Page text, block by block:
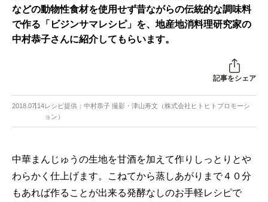
などの動物性食材を使用せず昔ながらの伝統的な調味料
で作る「ビジンサマレシピ」を、地産地消料理研究家の
中村恭子さんに紹介してもらいます。
記事をシェア
2018.07.14レシピ提供：中村恭子 撮影・津山寿文（株式会社ヒトヒトプロモーシ
ョン）
中華まんじゅうの生地を甘酒を加えて作りしっとりとや
わらかく仕上げます。こねてから蒸しあがりまで４０分
もあれば作ることが出来る発酵なしのお手軽レシピで